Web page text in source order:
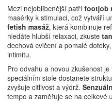
Mezi nejoblíbenější patří footjob
masérky k stimulaci, což vytváří
fetish masáž, která kombinuje
hledáte hlubší relaxaci, zkuste
dechová cvičení a pomalé
intimitu.
Pro odvahu a novou zkušenost je
speciálním stole dostanete
zvyšuje citlivost a výdrž.
tempo a zaměřuje se na celkové